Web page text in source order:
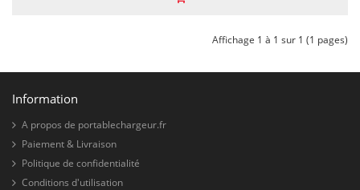
Affichage 1 à 1 sur 1 (1 pages)
Information
A propos de portablechargeur.fr
Paiement & Livraison
Politique de confidentialité
Conditions d'utilisation